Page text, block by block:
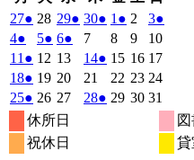
曜
日
曜
日
曜
日
曜
日
曜
日
曜
日
曜
272026
年
4
月
27
日
● (1
件
の
イ
ベ
ン
ト)
282026
年
月
28
日
292026
年
月
29
日
● (1
件
の
イ
ベ
302026
4
月
30
日
● (1
件
の
イ
ベ
1 2026
年
5
月
1
日
● (1
件
の
イ
ベ
2 2026
年
5
月
2
日
32026
年
5
月
3
日
●
ン
ト)
42026
年
5
月
4
日
●
件
の
イ
ベ
ン
ト)
52026
年
5
月
5
日
● (1
件
の
イ
ベ
ン
ト)
62026
年
5
月
6
日
●
件
の
イ
72026
年
5
月
7
82026
年
5
月
8
92026
年
5
月
9
102026
年
10
11 2026
年
5
月
11
日
● (1
件
の
イ
ベ
ン
12 2026
年
12
日
132026
年
5
月
142026
5
月
● (1
件
の
152026
年
5
162026
年
5
172026
月
182026
年
5
月
18
● (1
件
の
イ
ベ
192026
年
5
月
19
202026
年
21
2026
年
22 2026
年
232026
年
242026
5
月
252026
年
5
月
● (1
件
の
イ
262026
年
5
月
272026
282026
● (1
292026
302026
31
年
5
休所日
祝休日
貸